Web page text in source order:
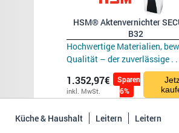
HSM® Aktenvernichter
B32
Hochwertige Materialien,
Qualität – der zuverlässige . .
1.352,97€
inkl. MwSt.
Sparen
6%
Küche & Haushalt Leitern Leitern